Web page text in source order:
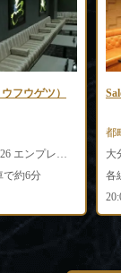
（モモヤ）
大分県大分市都町3-2-4 ニュー井上ビル2F
より徒歩10分